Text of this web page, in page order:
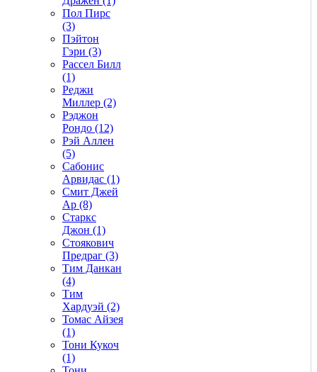
Пол Пирс
(3)
Пэйтон
Гэри (3)
Рассел Билл
(1)
Реджи
Миллер (2)
Рэджон
Рондо (12)
Рэй Аллен
(5)
Сабонис
Арвидас (1)
Смит Джей
Ар (8)
Старкс
Джон (1)
Стоякович
Предраг (3)
Тим Данкан
(4)
Тим
Хардуэй (2)
Томас Айзея
(1)
Тони Кукоч
(1)